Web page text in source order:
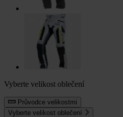
Vyberte velikost oblečení
Průvodce velikostmi
Vyberte velikost oblečení